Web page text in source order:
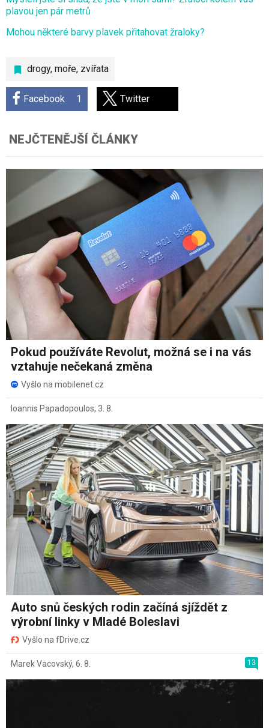
drogy, moře, zvířata
Facebook 1 Twitter
plavou jen pár metrů
Mohou některé barvy plavek přitahovat žraloky?
NEJČTENĚJŠÍ ČLÁNKY
Pokud používáte Revolut, možná se i na vás
vztahuje nečekaná změna
Vyšlo na mobilenet.cz
Ioannis Papadopoulos, 3. 8.
Auto snů českých rodin začíná sjíždět z
výrobní linky v Mladé Boleslavi
Vyšlo na fDrive.cz
13
Marek Vacovský, 6. 8.